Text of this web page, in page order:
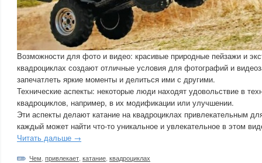
Возможности для фото и видео: красивые природные пейзажи и
квадроциклах создают отличные условия для фотографий и
запечатлеть яркие моменты и делиться ими с другими.
Технические аспекты: некоторые люди находят удовольствие в
квадроциклов, например, в их модификации или улучшении.
Эти аспекты делают катание на квадроциклах привлекательным
каждый может найти что-то уникальное и увлекательное в этом
Читать дальше →
Чем привлекает катание квадроциклах